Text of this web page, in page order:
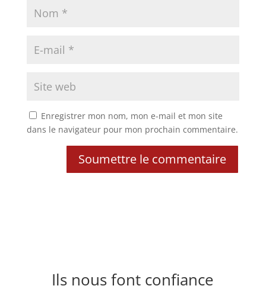
Enregistrer mon nom, mon e-mail et mon site
dans le navigateur pour mon prochain commentaire.
Soumettre le commentaire
Ils nous font confiance